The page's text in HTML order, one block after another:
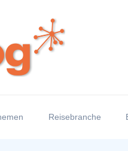
Reisebranche